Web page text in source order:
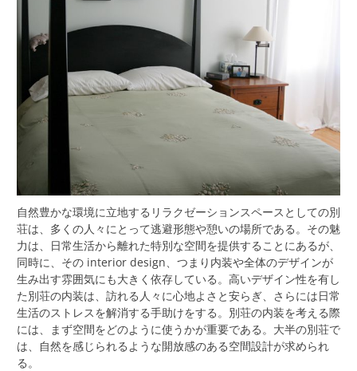
自然豊かな環境に立地するリラクゼーションスペースとしての別
荘は、多くの人々にとって逃避形態や憩いの場所である。 その魅
力は、日常生活から離れた特別な空間を提供することにあるが、
同時に、その interior design、つまり内装や全体のデザインが
生み出す雰囲気にも大きく依存している。高いデザイン性を有し
た別荘の内装は、訪れる人々に心地よさと安らぎ、さらには日常
生活のストレスを解消する手助けをする。別荘の内装を考える際
には、まず空間をどのように使うかが重要である。大半の別荘で
は、自然を感じられるような開放感のある空間設計が求められ
る。